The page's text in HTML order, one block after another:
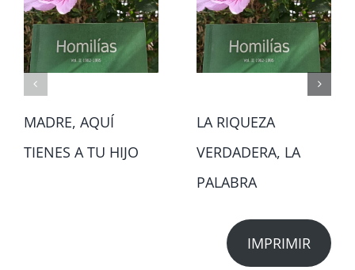
MADRE, AQUÍ
TIENES A TU HIJO
LA RIQUEZA
VERDADERA, LA
PALABRA
IMPRIMIR